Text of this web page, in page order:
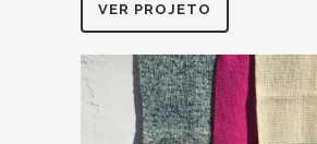
VER PROJETO